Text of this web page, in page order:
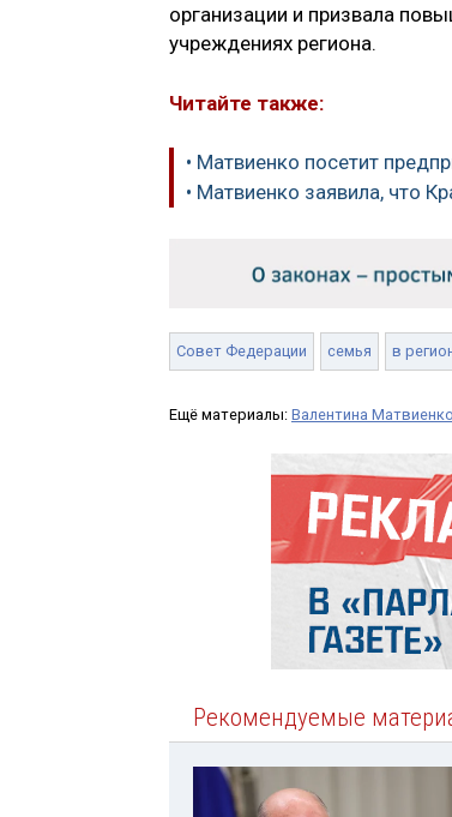
организации и призвала
учреждениях региона.
Читайте также:
• Матвиенко посетит
• Матвиенко заявила, что
Совет Федерации семья в
Ещё материалы: Валентина Матвиенко
Рекомендуемые